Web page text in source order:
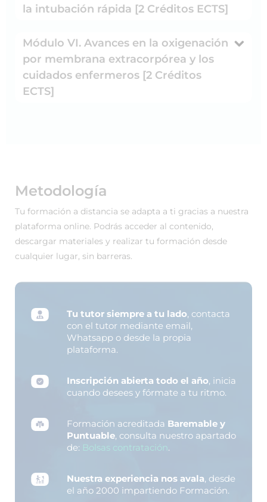
la intubación rápida [2 Créditos ECTS]
Módulo VI. Avances en la oxigenación
por membrana extracorpórea y los
cuidados enfermeros [2 Créditos
ECTS]
Metodología
Tu formación a distancia se adapta a ti gracias a nuestra
plataforma online. Podrás acceder al contenido,
descargar materiales y realizar tu formación desde
cualquier lugar, sin barreras.
Tu tutor siempre a tu lado, contacta
con el tutor mediante email,
Whatsapp o desde la propia
plataforma.
Inscripción abierta todo el año, inicia
cuando desees y fórmate a tu ritmo.
Formación acreditada Baremable y
Puntuable, consulta nuestro apartado
de: Bolsas contratación.
Nuestra experiencia nos avala, desde
el año 2000 impartiendo Formación.